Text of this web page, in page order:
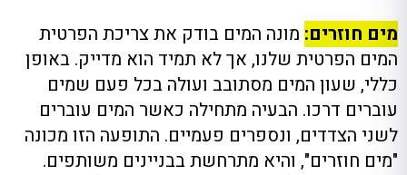
מים חוזרים: מונה המים בודק את צריכת הפרטית
המים הפרטית שלנו, אך לא תמיד הוא מדייק. באופן
כללי, שעון המים מסתובב ועולה בכל פעם שמים
עוברים דרכו. הבעיה מתחילה כאשר המים עוברים
לשני הצדדים, ונספרים פעמיים. התופעה הזו מכונה
"מים חוזרים", והיא מתרחשת בבניינים משותפים.